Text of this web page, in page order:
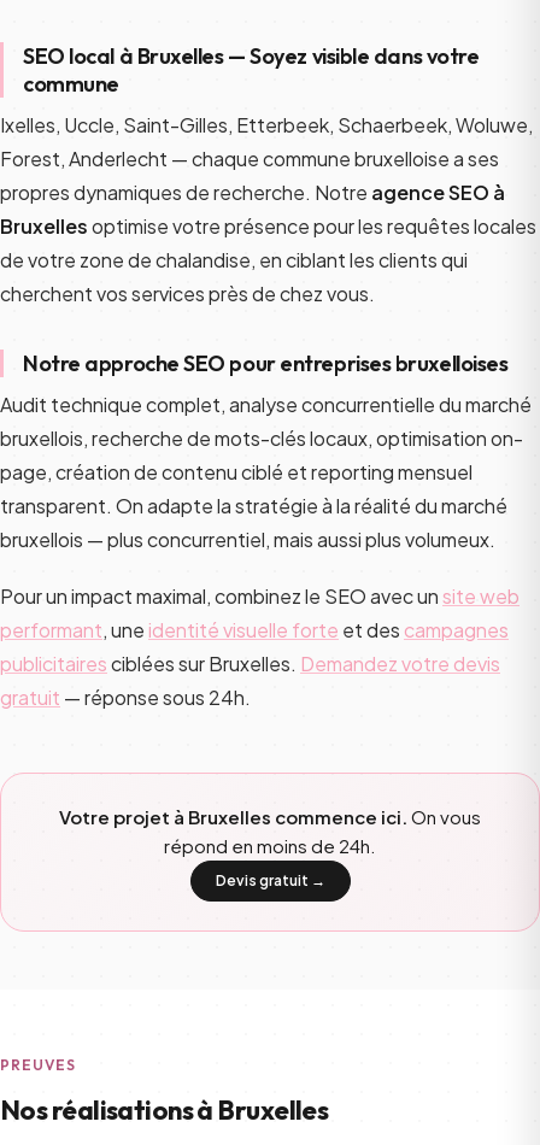
SEO local à Bruxelles — Soyez visible dans votre
commune
Ixelles, Uccle, Saint-Gilles, Etterbeek, Schaerbeek, Woluwe,
Forest, Anderlecht — chaque commune bruxelloise a ses
propres dynamiques de recherche. Notre agence SEO à
Bruxellesoptimise votre présence pour les requêtes locales
de votre zone de chalandise, en ciblant les clients qui
cherchent vos services près de chez vous.
Notre approche SEO pour entreprises bruxelloises
Audit technique complet, analyse concurrentielle du marché
bruxellois, recherche de mots-clés locaux, optimisation on-
page, création de contenu ciblé et reporting mensuel
transparent. On adapte la stratégie à la réalité du marché
bruxellois — plus concurrentiel, mais aussi plus volumeux.
Pour un impact maximal, combinez le SEO avec unsite web
performant, une identité visuelle forte et des campagnes
publicitairesciblées sur Bruxelles. Demandez votre devis
gratuit — réponse sous 24h.
Votre projet à Bruxelles commence ici. On vous
répond en moins de 24h.
Devis gratuit →
PREUVES
Nos réalisations à Bruxelles